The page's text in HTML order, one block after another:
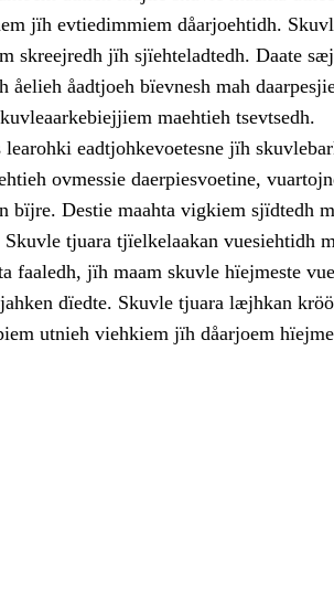
jïh evtiedimmiem dåarjoehtidh.
skreejredh jïh sjïehteladtedh. Daate
åelieh åadtjoeh bïevnesh mah
maehtieh tsevtsedh.
eadtjohkevoetesne jïh
ovmessie daerpiesvoetine,
bïjre. Destie maahta vigkiem sjïdtedh
tjuara tjïelkelaakan vuesiehtidh
faaledh, jïh maam skuvle hïejmeste
dïedte. Skuvle tjuara læjhkan
utnieh viehkiem jïh dåarjoem